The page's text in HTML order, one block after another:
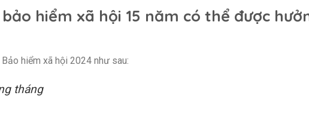
hiểm xã hội 15 năm có thể được
hiểm xã hội 2024 như sau:
tháng